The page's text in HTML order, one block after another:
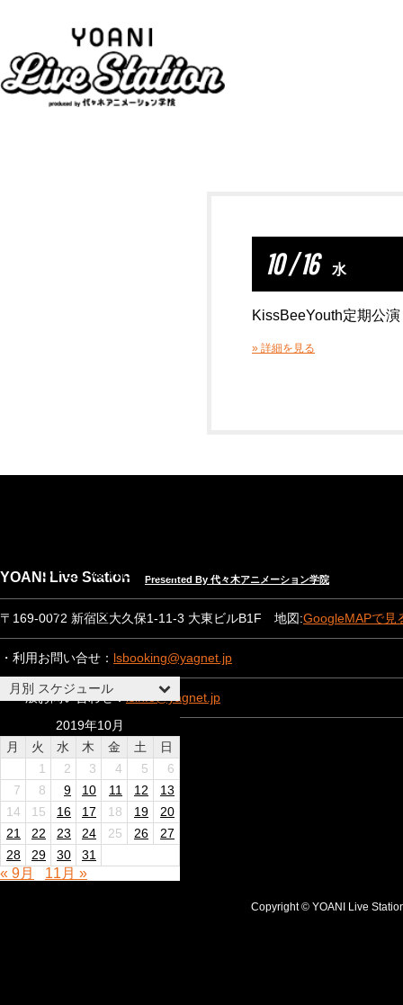
SPEC & RENTAL
CONTACT
ABOUT US
月別 スケジュール
2019年10月
月
火 水 木 金 土
日
1
2 3 4 5
6
7
8 9 10 11 12
13
14
15 16 17 18 19
20
21
22 23 24 25 26
27
28
29 30 31
« 9月 11月 »
10 / 16 水
KissBeeYouth定期公
» 詳細を見る
YOANI Live Station Presented By 代々木アニメーション学院
〒169-0072 新宿区大久保1-11-3 大東ビルB1F 地図:GoogleMAPで見
・利用お問い合せ： lsbooking@yagnet.jp
・一般お問い合わせ： lsinfo@yagnet.jp
Copyright © YOANI Live